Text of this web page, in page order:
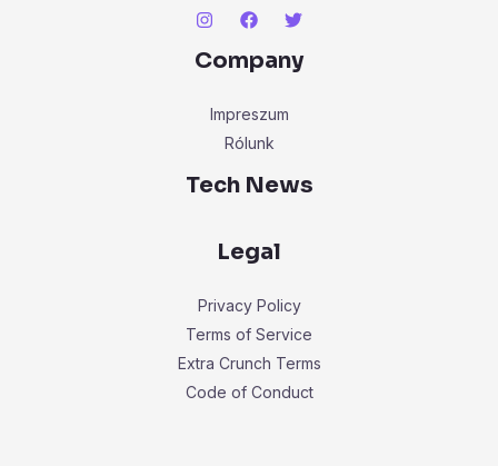
Company
Impreszum
Rólunk
Tech News
Legal
Privacy Policy
Terms of Service
Extra Crunch Terms
Code of Conduct